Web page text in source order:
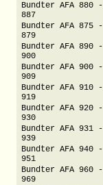
Bundter AFA 880 -
887
Bundter AFA 875 -
879
Bundter AFA 890 -
900
Bundter AFA 900 -
909
Bundter AFA 910 -
919
Bundter AFA 920 -
930
Bundter AFA 931 -
939
Bundter AFA 940 -
951
Bundter AFA 960 -
969